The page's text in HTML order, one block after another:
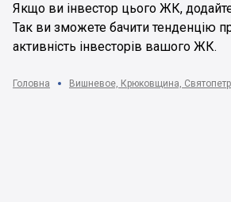
Якщо ви інвестор цього ЖК,
Так ви зможете бачити тенденцію
активність інвесторів вашого ЖК.
Головна Вишневое, Крюковщина,